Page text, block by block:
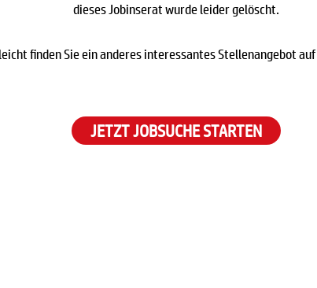
dieses Jobinserat wurde leider gelöscht.
finden Sie ein anderes interessantes Stellenangebot auf
JETZT JOBSUCHE STARTEN